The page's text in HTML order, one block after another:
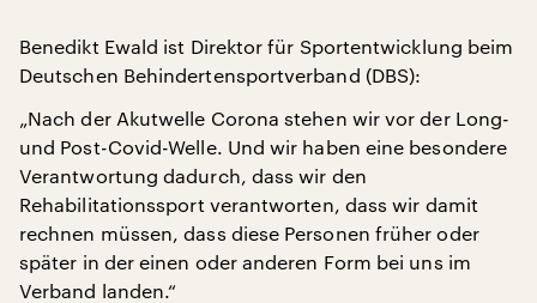
Benedikt Ewald ist Direktor für Sportentwicklung beim
Deutschen Behindertensportverband (DBS):
„Nach der Akutwelle Corona stehen wir vor der Long-
und Post-Covid-Welle. Und wir haben eine besondere
Verantwortung dadurch, dass wir den
Rehabilitationssport verantworten, dass wir damit
rechnen müssen, dass diese Personen früher oder
später in der einen oder anderen Form bei uns im
Verband landen.“